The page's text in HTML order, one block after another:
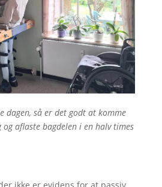
dagen, så er det godt at komme
aflaste bagdelen i en halv times